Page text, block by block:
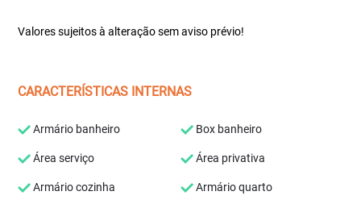
Valores sujeitos à alteração sem aviso prévio!
CARACTERÍSTICAS INTERNAS
Armário banheiro Box banheiro
Área serviço Área privativa
Armário cozinha Armário quarto